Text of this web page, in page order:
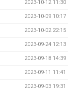
2023-10-12 11:30
2023-10-09 10:17
2023-10-02 22:15
2023-09-24 12:13
2023-09-18 14:39
2023-09-11 11:41
2023-09-03 19:31